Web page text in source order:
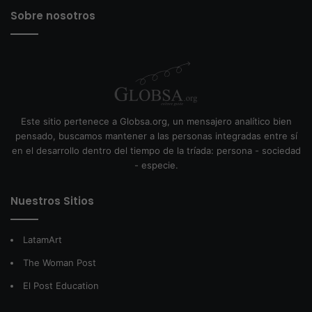
Sobre nosotros
Este sitio pertenece a Globsa.org, un mensajero analítico bien
pensado, buscamos mantener a las personas integradas entre sí
en el desarrollo dentro del tiempo de la tríada: persona - sociedad
- especie.
Nuestros Sitios
LatamArt
The Woman Post
El Post Education